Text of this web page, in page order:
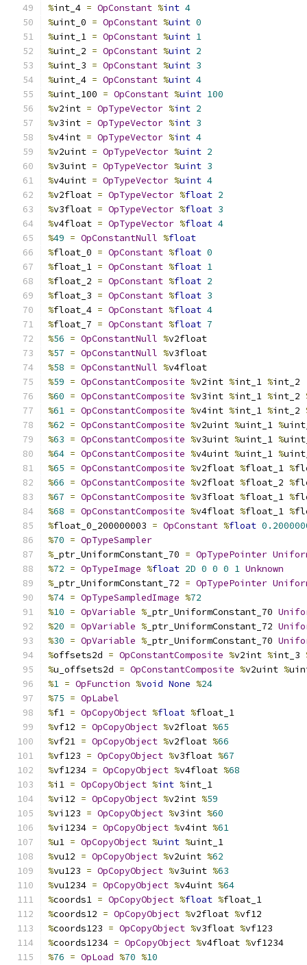
%int_4 = OpConstant %int 4
%uint_0 = OpConstant %uint 0
%uint_1 = OpConstant %uint 1
%uint_2 = OpConstant %uint 2
%uint_3 = OpConstant %uint 3
%uint_4 = OpConstant %uint 4
%uint_100 = OpConstant %uint 100
%v2int = OpTypeVector %int 2
%v3int = OpTypeVector %int 3
%v4int = OpTypeVector %int 4
%v2uint = OpTypeVector %uint 2
%v3uint = OpTypeVector %uint 3
%v4uint = OpTypeVector %uint 4
%v2float = OpTypeVector %float 2
%v3float = OpTypeVector %float 3
%v4float = OpTypeVector %float 4
%49 = OpConstantNull %float
%float_0 = OpConstant %float 0
%float_1 = OpConstant %float 1
%float_2 = OpConstant %float 2
%float_3 = OpConstant %float 3
%float_4 = OpConstant %float 4
%float_7 = OpConstant %float 7
%56 = OpConstantNull %v2float
%57 = OpConstantNull %v3float
%58 = OpConstantNull %v4float
%59 = OpConstantComposite %v2int %int_1 %int_2
%60 = OpConstantComposite %v3int %int_1 %int_2
%61 = OpConstantComposite %v4int %int_1 %int_2
%62 = OpConstantComposite %v2uint %uint_1 %
%63 = OpConstantComposite %v3uint %uint_1 %
%64 = OpConstantComposite %v4uint %uint_1 %
%65 = OpConstantComposite %v2float %float_1 %
%66 = OpConstantComposite %v2float %float_2 %
%67 = OpConstantComposite %v3float %float_1 %
%68 = OpConstantComposite %v4float %float_1 %
%float_0_200000003 = OpConstant %float
%70 = OpTypeSampler
% _ptr_UniformConstant_70 = OpTypePointer
%72 = OpTypeImage %float 2D 0 0 0 1 Unknown
% _ptr_UniformConstant_72 = OpTypePointer
%74 = OpTypeSampledImage %72
%10 = OpVariable % _ptr_UniformConstant_70
%20 = OpVariable % _ptr_UniformConstant_72
%30 = OpVariable % _ptr_UniformConstant_70
%offsets2d = OpConstantComposite %v2int %int_3
%u_offsets2d = OpConstantComposite %v2uint %
%1 = OpFunction %void None %24
%75 = OpLabel
%f1 = OpCopyObject %float %float_1
%vf12 = OpCopyObject %v2float %65
%vf21 = OpCopyObject %v2float %66
%vf123 = OpCopyObject %v3float %67
%vf1234 = OpCopyObject %v4float %68
%i1 = OpCopyObject %int %int_1
%vi12 = OpCopyObject %v2int %59
%vi123 = OpCopyObject %v3int %60
%vi1234 = OpCopyObject %v4int %61
%u1 = OpCopyObject %uint %uint_1
%vu12 = OpCopyObject %v2uint %62
%vu123 = OpCopyObject %v3uint %63
%vu1234 = OpCopyObject %v4uint %64
%coords1 = OpCopyObject %float %float_1
%coords12 = OpCopyObject %v2float %vf12
%coords123 = OpCopyObject %v3float %vf123
%coords1234 = OpCopyObject %v4float %vf1234
%76 = OpLoad %70 %10